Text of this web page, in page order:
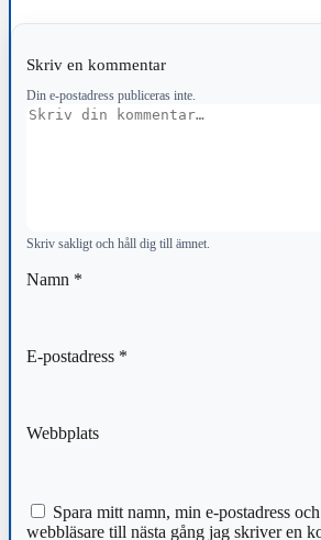
Skriv en kommentar
Din e-postadress publiceras inte.
Kommentar
Skriv sakligt och håll dig till ämnet.
Namn *
E-postadress *
Webbplats
Spara mitt namn, min e-postadress
webbläsare till nästa gång jag skriver en